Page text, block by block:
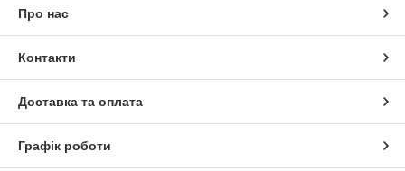
Про нас
Контакти
Доставка та оплата
Графік роботи